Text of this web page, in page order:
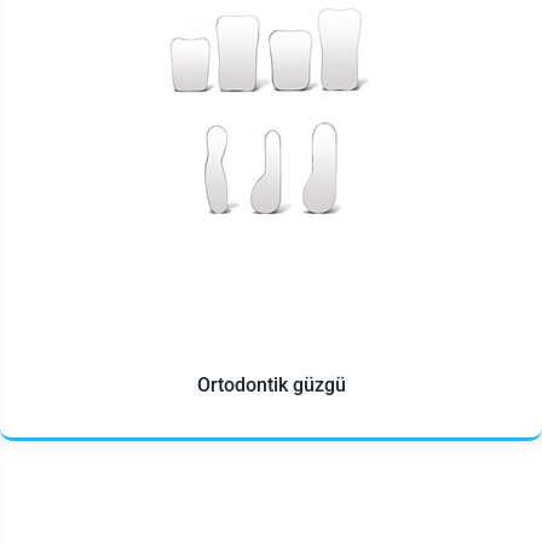
Ortodontik güzgü